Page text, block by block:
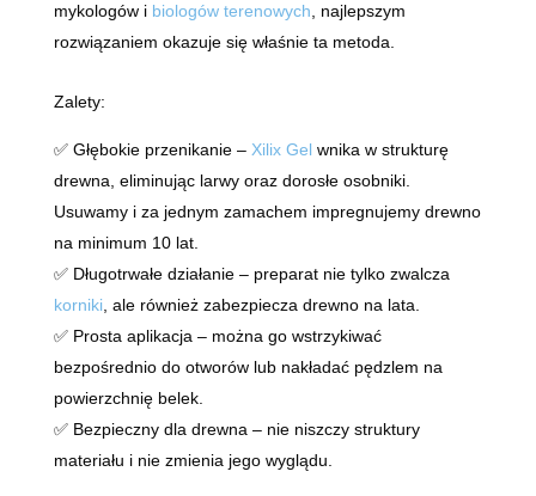
mykologów i biologów terenowych, najlepszym
rozwiązaniem okazuje się właśnie ta metoda.
Zalety:
✅ Głębokie przenikanie – Xilix Gelwnika w strukturę
drewna, eliminując larwy oraz dorosłe osobniki.
Usuwamy i za jednym zamachem impregnujemy drewno
na minimum 10 lat.
✅ Długotrwałe działanie – preparat nie tylko zwalcza
korniki, ale również zabezpiecza drewno na lata.
✅ Prosta aplikacja – można go wstrzykiwać
bezpośrednio do otworów lub nakładać pędzlem na
powierzchnię belek.
✅ Bezpieczny dla drewna – nie niszczy struktury
materiału i nie zmienia jego wyglądu.